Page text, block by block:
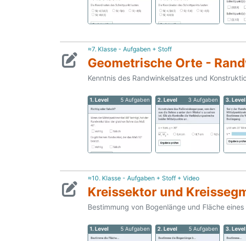
≈7. Klasse - Aufgaben + Stoff
Geometrische Orte -
Kenntnis des Randwinkelsatzes und
1. Level 5 Aufgaben 2. Level 3 Aufgaben 3. Level
≈10. Klasse - Aufgaben + Stoff + Video
Kreissektor und
Bestimmung von Bogenlänge und Fläche
1. Level 5 Aufgaben 2. Level 5 Aufgaben 3. Level